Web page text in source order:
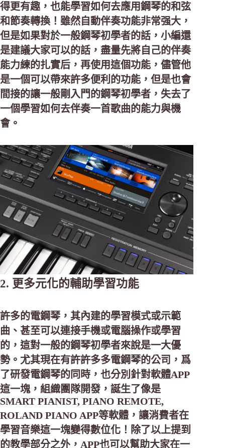
得更有趣，也能學習如何去應用鋼琴的和弦
和節奏轉換！雖然自動伴奏功能非常强大，
但是如果對於一般鋼琴初學者的話，小編還
是建議大家可以的話，盡量先將自己的伴奏
能力練的扎實后，再使用這個功能，儘管他
是一個可以帶來許多便利的功能，但是也會
間接的讓一般剛入門的鋼琴初學者，失去了
一個學習如何去伴奏一首歌曲的能力與機
會。
2. 更多元化的輔助學習功能
許多的電鋼琴，其內建的學習模式或示範
曲、甚至可以連接手機或電腦操作或學習
的，這對一般的鋼琴初學者來說是一大優
勢。尤其現在有許許多多電鋼琴的公司，爲
了研發電鋼琴的同時，也分別針對軟體APP
這一塊，組織團隊開發，誕生了像是
SMART PIANIST, PIANO REMOTE,
ROLAND PIANO APP等軟體，讓消費者在
學習音樂這一塊變得數位化！除了以上提到
的教學部分之外，APP也可以幫助大家在一